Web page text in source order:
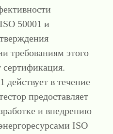
50001 и
требованиям этого
сертификация.
действует в течение
предоставляет
и внедрению
ISO